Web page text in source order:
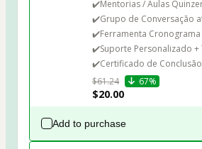
✔️⁠Mentorias / Aulas
✔️⁠Grupo de Conversação
✔️Ferramenta Cronograma
✔️Suporte Personalizado +
✔️Certificado de Conclusão
$61.24
67%
$20.00
Add to purchase